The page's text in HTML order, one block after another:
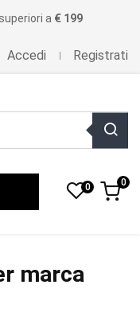
a € 199
Accedi Registrati
0 0
marca